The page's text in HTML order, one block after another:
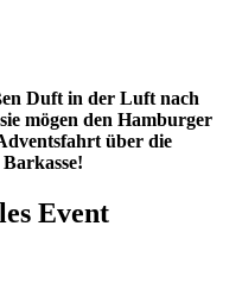
Duft in der Luft nach
mögen den Hamburger
über die
Event